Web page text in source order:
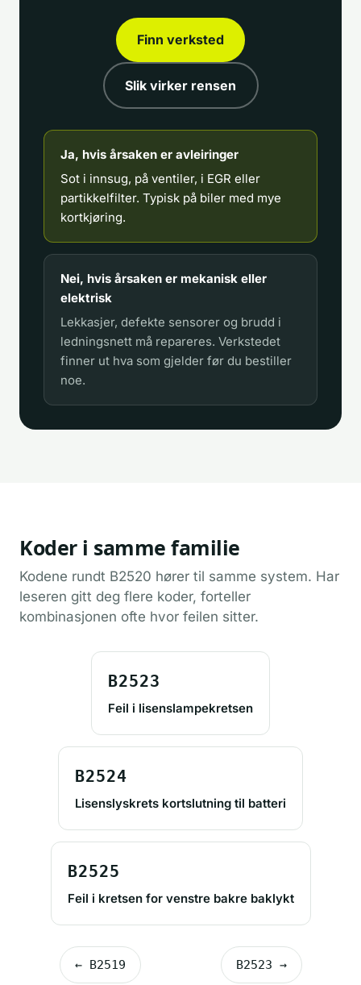
Finn verksted
Slik virker rensen
Ja, hvis årsaken er avleiringer
Sot i innsug, på ventiler, i EGR eller
partikkelfilter. Typisk på biler med mye
kortkjøring.
Nei, hvis årsaken er mekanisk eller
elektrisk
Lekkasjer, defekte sensorer og brudd i
ledningsnett må repareres. Verkstedet
finner ut hva som gjelder før du bestiller
noe.
Koder i samme familie
Kodene rundt B2520 hører til samme system. Har
leseren gitt deg flere koder, forteller
kombinasjonen ofte hvor feilen sitter.
B2523
Feil i lisenslampekretsen
B2524
Lisenslyskrets kortslutning til batteri
B2525
Feil i kretsen for venstre bakre baklykt
← B2519 B2523 →